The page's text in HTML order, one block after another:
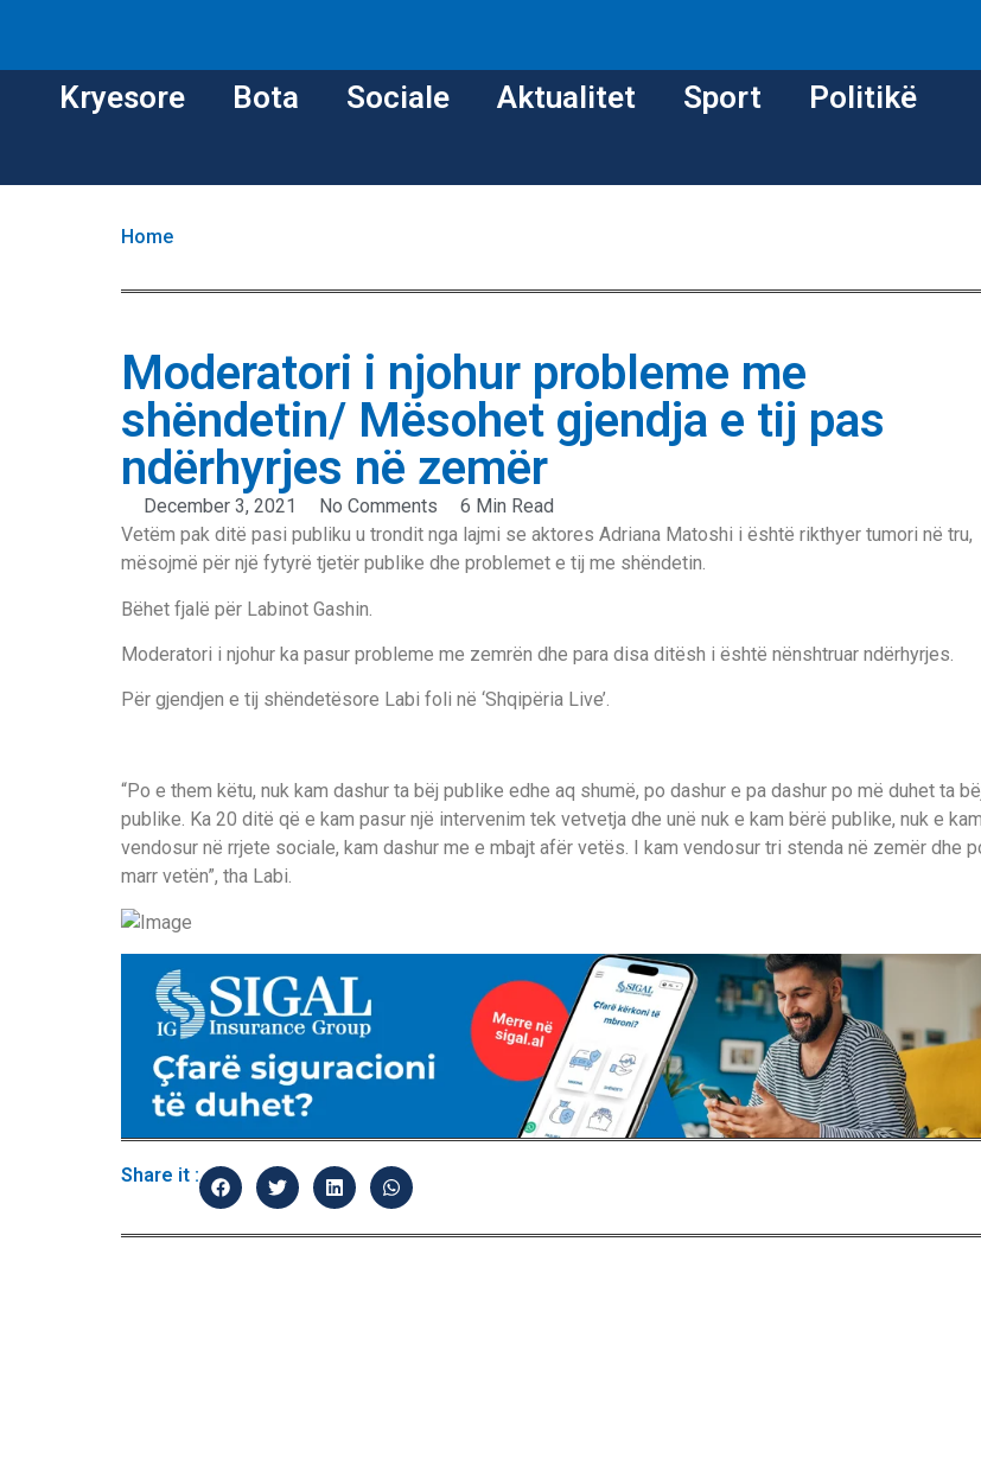
Kryesore Bota Sociale Aktualitet Sport Politikë
Home
Moderatori i njohur probleme me
shëndetin/ Mësohet gjendja e tij pas
ndërhyrjes në zemër
December 3, 2021 No Comments
6 Min Read
Vetëm pak ditë pasi publiku u trondit nga lajmi se aktores Adriana Matoshi i është rikthyer tumori në tru,
mësojmë për një fytyrë tjetër publike dhe problemet e tij me shëndetin.
Bëhet fjalë për Labinot Gashin.
Moderatori i njohur ka pasur probleme me zemrën dhe para disa ditësh i është nënshtruar ndërhyrjes.
Për gjendjen e tij shëndetësore Labi foli në ‘Shqipëria Live’.
“Po e them këtu, nuk kam dashur ta bëj publike edhe aq shumë, po dashur e pa dashur po më duhet ta
publike. Ka 20 ditë që e kam pasur një intervenim tek vetvetja dhe unë nuk e kam bërë publike, nuk e kam
vendosur në rrjete sociale, kam dashur me e mbajt afër vetës. I kam vendosur tri stenda në zemër dhe
marr vetën”, tha Labi.
Share it :